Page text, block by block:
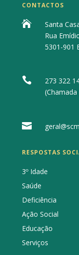
CONTACTOS

Santa
Rua
5301-901

273 322

RESPOSTAS
3º Idade
Saúde
Deficiência
Ação Social
Educação
Serviços